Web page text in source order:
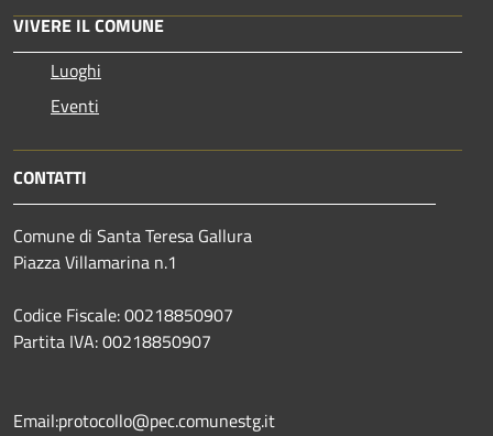
VIVERE IL COMUNE
Luoghi
Eventi
CONTATTI
Comune di Santa Teresa Gallura
Piazza Villamarina n.1
Codice Fiscale: 00218850907
Partita IVA: 00218850907
Email:protocollo@pec.comunestg.it